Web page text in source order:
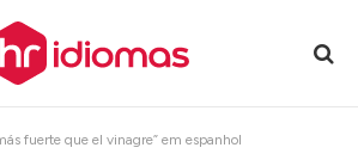
fuerte que el vinagre” em espanhol